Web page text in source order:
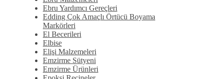
Ebru Yardımcı Gereçleri
Edding Çok Amaçlı Örtücü Boyama
Markörleri
El Becerileri
Elbise
Elişi Malzemeleri
Emzirme Sütyeni
Emzirme Ürünleri